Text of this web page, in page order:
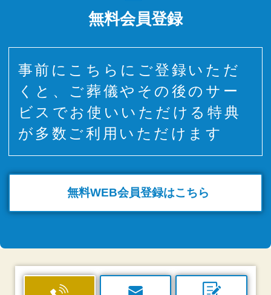
無料会員登録
事前にこちらにご登録いただ
くと、ご葬儀やその後のサー
ビスでお使いいただける特典
が多数ご利用いただけます
無料WEB会員登録はこちら